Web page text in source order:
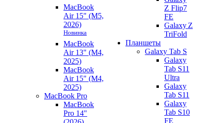
MacBook
Air 15" (M5,
2026)
Новинка
MacBook
Air 13" (M4,
2025)
MacBook
Air 15" (M4,
2025)
MacBook Pro
MacBook
Pro 14"
Z Flip7
FE
Galaxy Z
TriFold
Планшеты
Galaxy Tab S
Galaxy
Tab S11
Ultra
Galaxy
Tab S11
Galaxy
Tab S10
FE